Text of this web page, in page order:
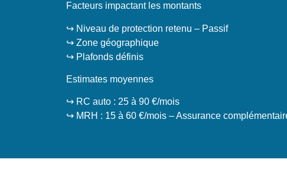
Facteurs impactant les montants
↪️ Niveau de protection retenu – Passif
↪️ Zone géographique
↪️ Plafonds définis
Estimates moyennes
↪️ RC auto : 25 à 90 €/mois
↪️ MRH : 15 à 60 €/mois – Assurance